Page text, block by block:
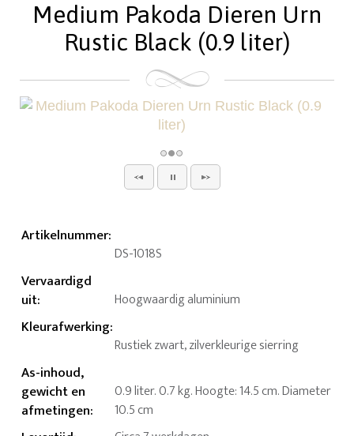
Medium Pakoda Dieren Urn
Rustic Black (0.9 liter)
Artikelnummer:
DS-1018S
Vervaardigd
uit: Hoogwaardig aluminium
Kleurafwerking:
Rustiek zwart, zilverkleurige sierring
As-inhoud,
gewicht en
afmetingen:
0.9 liter. 0.7 kg. Hoogte: 14.5 cm. Diameter
10.5 cm